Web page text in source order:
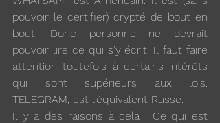
pouvoir le certifier) crypté de bout en
bout. Donc personne ne devrait
pouvoir lire ce qui s'y écrit. Il faut faire
attention toutefois à certains intérêts
qui sont supérieurs aux lois.
TELEGRAM, est l'équivalent Russe.
Il y a des raisons à cela ! Ce qui est